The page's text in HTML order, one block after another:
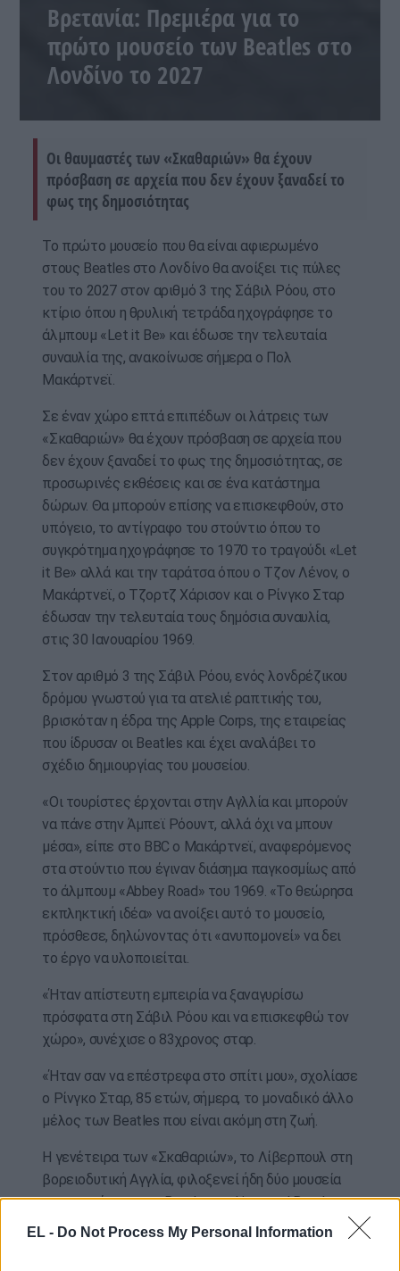
EL - Do Not Process My Personal Information
Βρετανία: Πρεμιέρα για το
πρώτο μουσείο των Beatles στο
Λονδίνο το 2027
Οι θαυμαστές των «Σκαθαριών» θα έχουν
πρόσβαση σε αρχεία που δεν έχουν ξαναδεί το
φως της δημοσιότητας
Το πρώτο μουσείο που θα είναι αφιερωμένο
στους Beatles στο Λονδίνο θα ανοίξει τις πύλες
του το 2027 στον αριθμό 3 της Σάβιλ Ρόου, στο
κτίριο όπου η θρυλική τετράδα ηχογράφησε το
άλμπουμ «Let it Be» και έδωσε την τελευταία
συναυλία της, ανακοίνωσε σήμερα ο Πολ
Μακάρτνεϊ.
Σε έναν χώρο επτά επιπέδων οι λάτρεις των
«Σκαθαριών» θα έχουν πρόσβαση σε αρχεία που
δεν έχουν ξαναδεί το φως της δημοσιότητας, σε
προσωρινές εκθέσεις και σε ένα κατάστημα
δώρων. Θα μπορούν επίσης να επισκεφθούν, στο
υπόγειο, το αντίγραφο του στούντιο όπου το
συγκρότημα ηχογράφησε το 1970 το τραγούδι «Let
it Be» αλλά και την ταράτσα όπου ο Τζον Λένον, ο
Μακάρτνεϊ, ο Τζορτζ Χάρισον και ο Ρίνγκο Σταρ
έδωσαν την τελευταία τους δημόσια συναυλία,
στις 30 Ιανουαρίου 1969.
Στον αριθμό 3 της Σάβιλ Ρόου, ενός λονδρέζικου
δρόμου γνωστού για τα ατελιέ ραπτικής του,
βρισκόταν η έδρα της Apple Corps, της εταιρείας
που ίδρυσαν οι Beatles και έχει αναλάβει το
σχέδιο δημιουργίας του μουσείου.
«Οι τουρίστες έρχονται στην Αγλλία και μπορούν
να πάνε στην Άμπεϊ Ρόουντ, αλλά όχι να μπουν
μέσα», είπε στο BBC ο Μακάρτνεϊ, αναφερόμενος
στα στούντιο που έγιναν διάσημα παγκοσμίως από
το άλμπουμ «Abbey Road» του 1969. «Το θεώρησα
εκπληκτική ιδέα» να ανοίξει αυτό το μουσείο,
πρόσθεσε, δηλώνοντας ότι «ανυπομονεί» να δει
το έργο να υλοποιείται.
«Ήταν απίστευτη εμπειρία να ξαναγυρίσω
πρόσφατα στη Σάβιλ Ρόου και να επισκεφθώ τον
χώρο», συνέχισε ο 83χρονος σταρ.
«Ήταν σαν να επέστρεφα στο σπίτι μου», σχολίασε
ο Ρίνγκο Σταρ, 85 ετών, σήμερα, το μοναδικό άλλο
μέλος των Beatles που είναι ακόμη στη ζωή.
Η γενέτειρα των «Σκαθαριών», το Λίβερπουλ στη
βορειοδυτική Αγγλία, φιλοξενεί ήδη δύο μουσεία
αφιερωμένα στους Beatles, τα Liverpool Beatles
Museum και The Beatles Story, όμως κανένα δεν